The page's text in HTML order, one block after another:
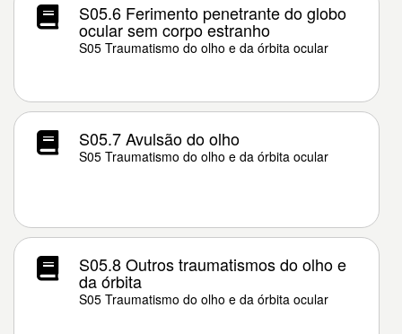
S05.6 Ferimento penetrante do globo
ocular sem corpo estranho
S05 Traumatismo do olho e da órbita ocular
S05.7 Avulsão do olho
S05 Traumatismo do olho e da órbita ocular
S05.8 Outros traumatismos do olho e
da órbita
S05 Traumatismo do olho e da órbita ocular